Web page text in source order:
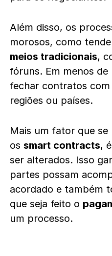
Além disso, os
morosos, como
meios tradicionais,
fóruns. Em menos
fechar contratos com
regiões ou países.
Mais um fator que
os smart contracts,
ser alterados. Isso
partes possam
acordado e também
que seja feito o
um processo.